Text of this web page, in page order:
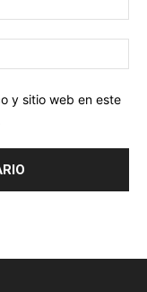
y sitio web en este